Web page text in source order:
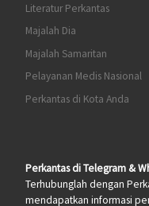
Literatur Perkantas
Majalah Dia
Majalah Samaritan
Pelayanan Medis Nasional
Perkantas di Kota Anda
Perkantas di Telegram &
Terhubunglah dengan
mendapatkan informasi